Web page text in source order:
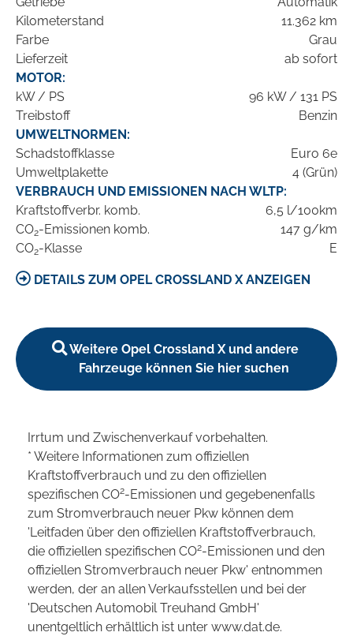
Kilometerstand
11.362 km
Farbe
Grau
Lieferzeit
ab sofort
MOTOR:
kW / PS
96 kW / 131 PS
Treibstoff
Benzin
UMWELTNORMEN:
Schadstoffklasse
Euro 6e
Umweltplakette
4 (Grün)
VERBRAUCH UND EMISSIONEN NACH WLTP:
Kraftstoffverbr. komb.
6,5 l/100km
CO2-Emissionen komb.
147 g/km
CO2-Klasse E
DETAILS ZUM OPEL CROSSLAND X ANZEIGEN
Weitere Opel Crossland X und andere
Fahrzeuge können Sie hier suchen
Irrtum und Zwischenverkauf vorbehalten.
* Weitere Informationen zum offiziellen
Kraftstoffverbrauch und zu den offiziellen
spezifischen CO2-Emissionen und gegebenenfalls
zum Stromverbrauch neuer Pkw können dem
'Leitfaden über den offiziellen Kraftstoffverbrauch,
die offiziellen spezifischen CO2-Emissionen und den
offiziellen Stromverbrauch neuer Pkw' entnommen
werden, der an allen Verkaufsstellen und bei der
'Deutschen Automobil Treuhand GmbH'
unentgeltlich erhältlich ist unter www.dat.de.